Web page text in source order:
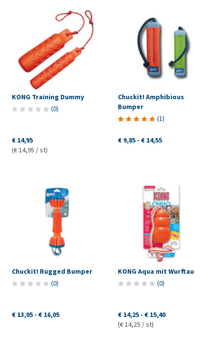
KONG Training Dummy
(0)
€ 14,95
(€ 14,95 / st)
Chuckit! Amphibious
Bumper
(1)
€ 9,85 - € 14,55
Chuckit! Rugged Bumper
(0)
€ 13,05 - € 16,05
KONG Aqua mit Wurftau
(0)
€ 14,25 - € 15,40
(€ 14,25 / st)